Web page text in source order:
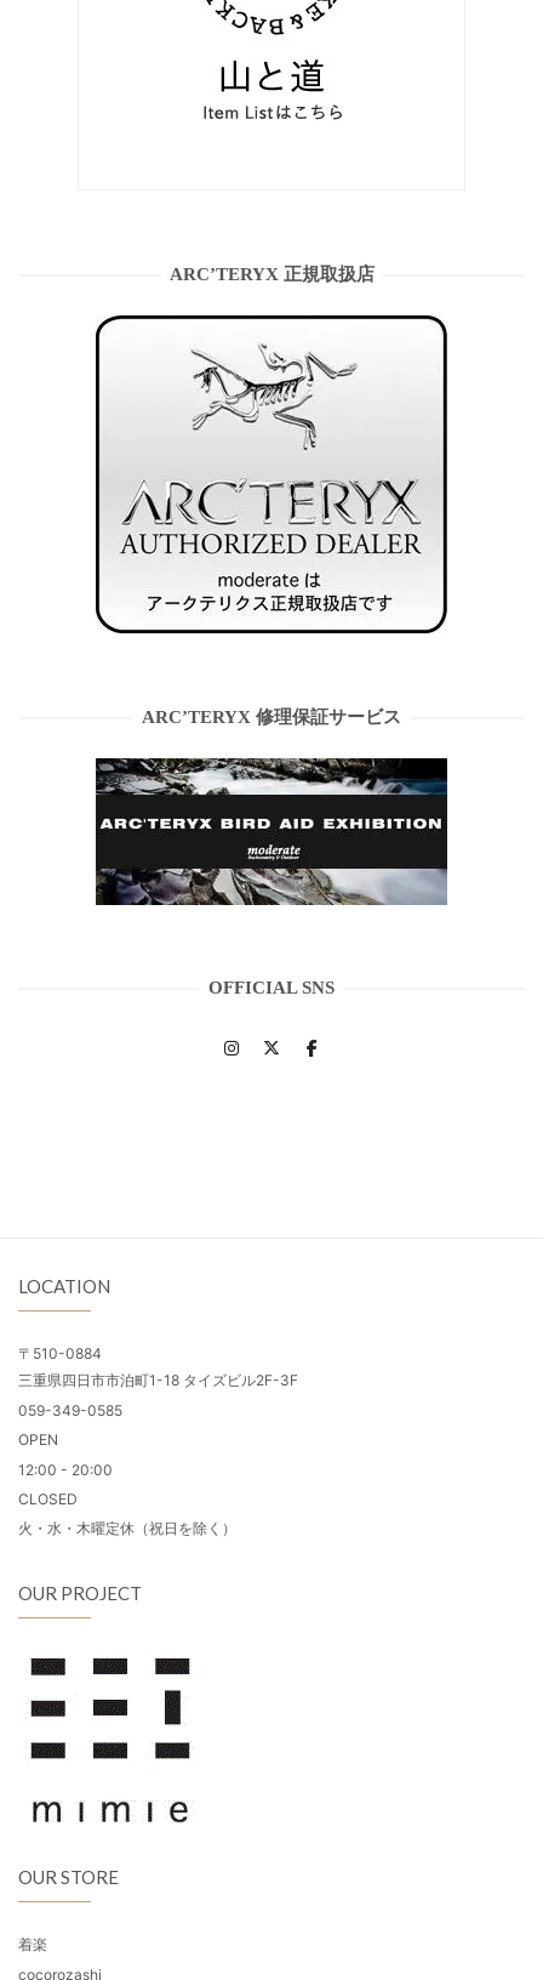
ARC’TERYX 正規取扱店
ARC’TERYX 修理保証サービス
OFFICIAL SNS
LOCATION
〒510-0884
三重県四日市市泊町1-18 タイズビル2F-3F
059-349-0585
OPEN
12:00 - 20:00
CLOSED
火・水・木曜定休（祝日を除く）
OUR PROJECT
OUR STORE
着楽
cocorozashi